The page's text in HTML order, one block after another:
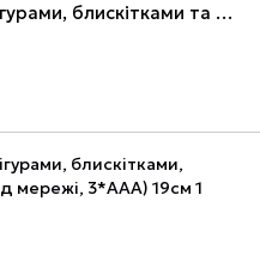
Нічник Різдвяний ліхтар з фігурами, блискітками та підсвічуванням (2*AAA) 12,5см 1